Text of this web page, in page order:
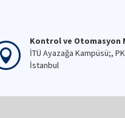
Kontrol ve Otomasyon
İTÜ Ayazağa Kampüsü;,
İstanbul